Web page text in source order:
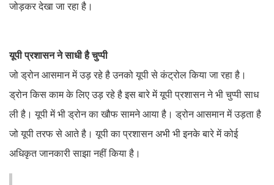
जोड़कर देखा जा रहा है।
यूपी प्रशासन ने साधी है चुप्पी
जो ड्रोन आसमान में उड़ रहे है उनको यूपी से कंट्रोल किया जा रहा है।
ड्रोन किस काम के लिए उड़ रहे है इस बारे में यूपी प्रशासन ने भी चुप्पी साध
ली है। यूपी में भी ड्रोन का खौफ सामने आया है। ड्रोन आसमान में उड़ता है
जो यूपी तरफ से आते है। यूपी का प्रशासन अभी भी इनके बारे में कोई
अधिकृत जानकारी साझा नहीं किया है।